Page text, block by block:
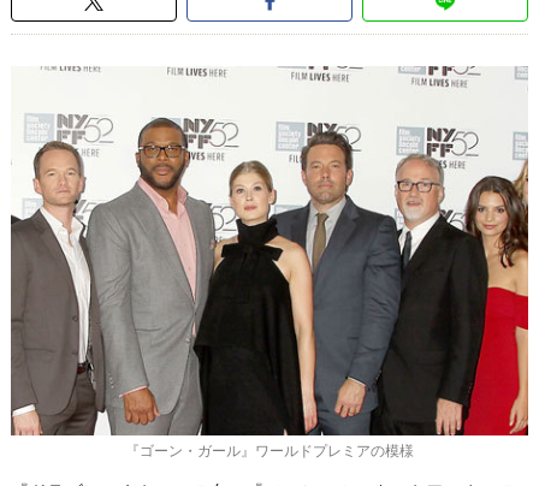
『ゴーン・ガール』ワールドプレミアの模様